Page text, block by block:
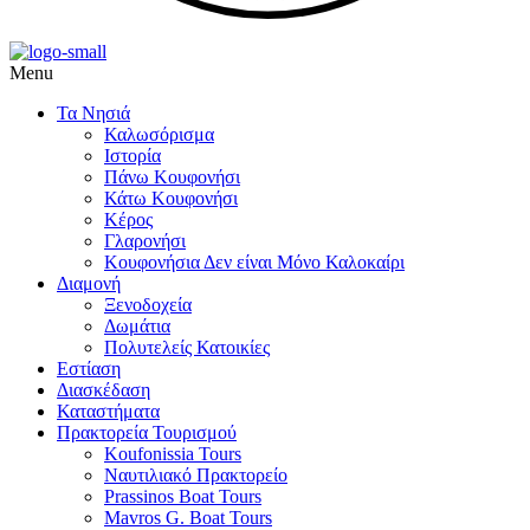
Menu
Τα Νησιά
Καλωσόρισμα
Ιστορία
Πάνω Κουφονήσι
Κάτω Κουφονήσι
Κέρος
Γλαρονήσι
Κουφονήσια Δεν είναι Μόνο Καλοκαίρι
Διαμονή
Ξενοδοχεία
Δωμάτια
Πολυτελείς Κατοικίες
Εστίαση
Διασκέδαση
Καταστήματα
Πρακτορεία Τουρισμού
Koufonissia Tours
Ναυτιλιακό Πρακτορείο
Prassinos Boat Tours
Mavros G. Boat Tours